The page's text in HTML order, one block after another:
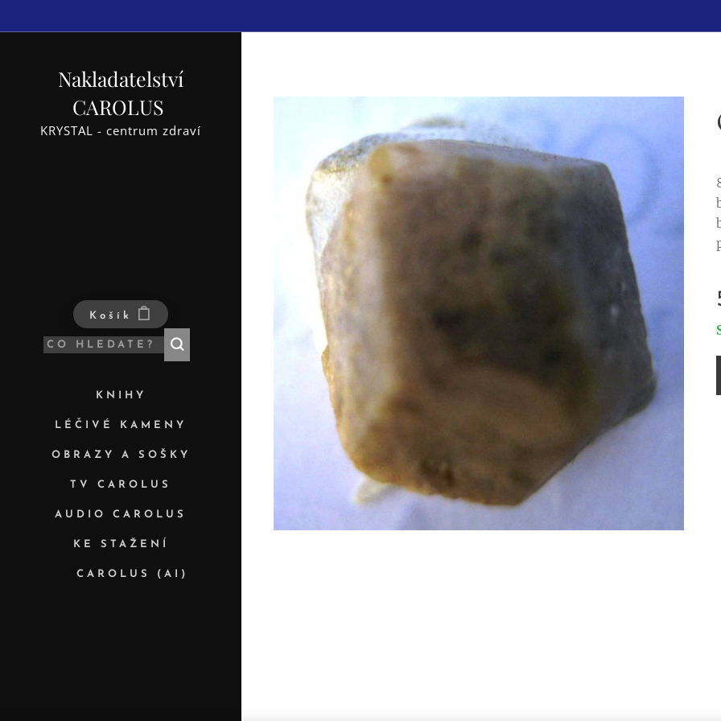
Nakladatelství
CAROLUS
KRYSTAL - centrum zdraví
Košík
KNIHY
LÉČIVÉ KAMENY
OBRAZY A SOŠKY
TV CAROLUS
AUDIO CAROLUS
KE STAŽENÍ
✨ CAROLUS (AI)